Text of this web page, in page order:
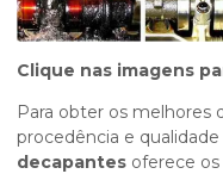
Clique nas imagens
Para obter os melhores
procedência e
decapantes oferece